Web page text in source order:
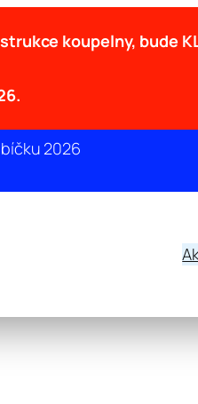
koupelny, bude
2026